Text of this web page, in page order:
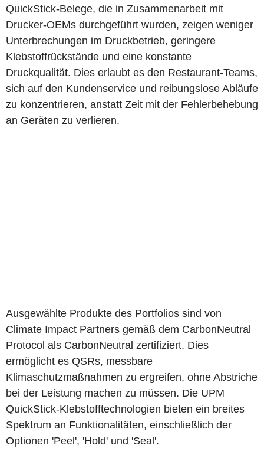
QuickStick-Belege, die in Zusammenarbeit mit
Drucker-OEMs durchgeführt wurden, zeigen weniger
Unterbrechungen im Druckbetrieb, geringere
Klebstoffrückstände und eine konstante
Druckqualität. Dies erlaubt es den Restaurant-Teams,
sich auf den Kundenservice und reibungslose Abläufe
zu konzentrieren, anstatt Zeit mit der Fehlerbehebung
an Geräten zu verlieren.
Ausgewählte Produkte des Portfolios sind von
Climate Impact Partners gemäß dem CarbonNeutral
Protocol als CarbonNeutral zertifiziert. Dies
ermöglicht es QSRs, messbare
Klimaschutzmaßnahmen zu ergreifen, ohne Abstriche
bei der Leistung machen zu müssen. Die UPM
QuickStick-Klebstofftechnologien bieten ein breites
Spektrum an Funktionalitäten, einschließlich der
Optionen 'Peel', 'Hold' und 'Seal'.